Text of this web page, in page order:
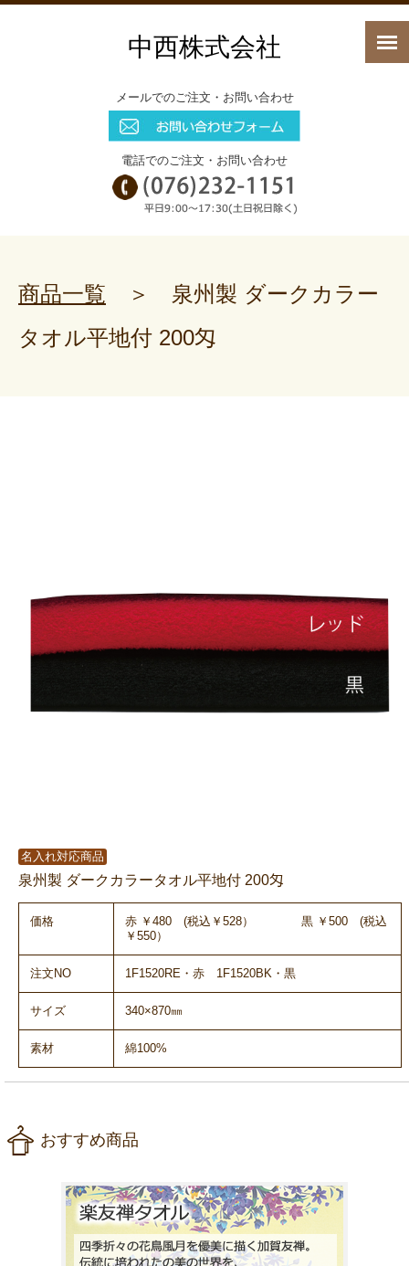
中西株式会社
メールでのご注文・お問い合わせ
電話でのご注文・お問い合わせ
商品一覧 ＞ 泉州製 ダークカラー
タオル平地付 200匁
名入れ対応商品
泉州製 ダークカラータオル平地付 200匁
価格
赤 ￥480 (税込￥528） 黒 ￥500 (税込
￥550）
注文NO 1F1520RE・赤 1F1520BK・黒
サイズ 340×870㎜
素材 綿100%
おすすめ商品